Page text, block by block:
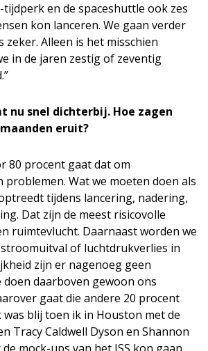
en de spaceshuttle ook zes
kon lanceren. We gaan verder
zeker. Alleen is het misschien
in de jaren zestig of zeventig
nu snel dichterbij. Hoe zagen
eruit?
80 procent gaat dat om
problemen. Wat we moeten doen als
tijdens lancering, nadering,
Dat zijn de meest risicovolle
ruimtevlucht. Daarnaast worden we
of luchtdrukverlies in
zijn er nagenoeg geen
doen daarboven gewoon ons
gaat die andere 20 procent
blij toen ik in Houston met de
Tracy Caldwell Dyson en Shannon